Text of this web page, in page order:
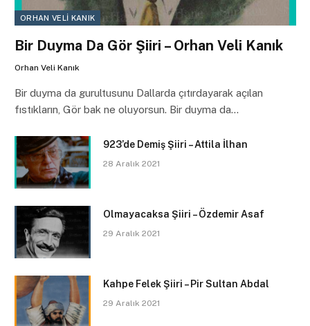
ORHAN VELI KANIK
Bir Duyma Da Gör Şiiri – Orhan Veli Kanık
Orhan Veli Kanık
Bir duyma da gurultusunu Dallarda çıtırdayarak açılan
fıstıkların, Gör bak ne oluyorsun. Bir duyma da…
923’de Demiş Şiiri – Attila İlhan
28 Aralık 2021
Olmayacaksa Şiiri – Özdemir Asaf
29 Aralık 2021
Kahpe Felek Şiiri – Pir Sultan Abdal
29 Aralık 2021